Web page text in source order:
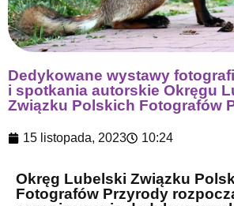
Dedykowane wystawy
i spotkania autorskie Okręgu
Związku Polskich Fotografów
15 listopada, 2023 10:24
Okręg Lubelski Związku
Fotografów Przyrody